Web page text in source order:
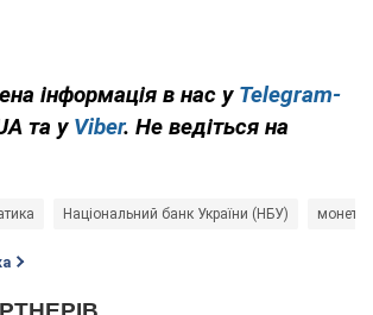
інформація в нас у Telegram-
та у Viber. Не ведіться на
Національний банк України (НБУ) монети